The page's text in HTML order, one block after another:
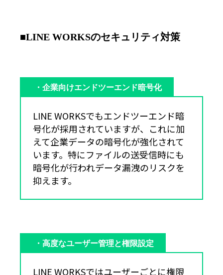
■LINE WORKSのセキュリティ対策
・企業向けエンドツーエンド暗号化
LINE WORKSでもエンドツーエンド暗
号化が採用されていますが、これに加
えて企業データの暗号化が強化されて
います。特にファイルの送受信時にも
暗号化が行われデータ漏洩のリスクを
抑えます。
・高度なユーザー管理と権限設定
LINE WORKSではユーザーごとに権限